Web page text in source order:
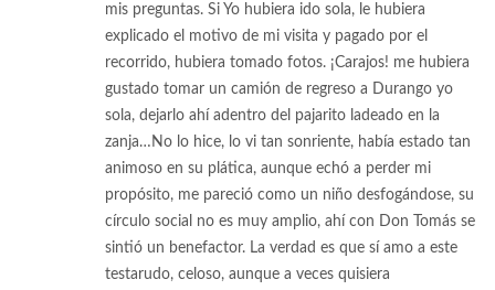
mis preguntas. Si Yo hubiera ido sola, le hubiera
explicado el motivo de mi visita y pagado por el
recorrido, hubiera tomado fotos. ¡Carajos! me hubiera
gustado tomar un camión de regreso a Durango yo
sola, dejarlo ahí adentro del pajarito ladeado en la
zanja…No lo hice, lo vi tan sonriente, había estado tan
animoso en su plática, aunque echó a perder mi
propósito, me pareció como un niño desfogándose, su
círculo social no es muy amplio, ahí con Don Tomás se
sintió un benefactor. La verdad es que sí amo a este
testarudo, celoso, aunque a veces quisiera